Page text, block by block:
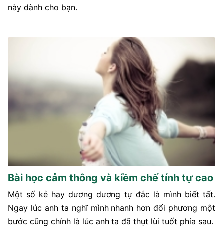
này dành cho bạn.
Bài học cảm thông và kiềm chế tính tự cao
Một số kẻ hay dương dương tự đắc là mình biết tất.
Ngay lúc anh ta nghĩ mình nhanh hơn đối phương một
bước cũng chính là lúc anh ta đã thụt lùi tuốt phía sau.